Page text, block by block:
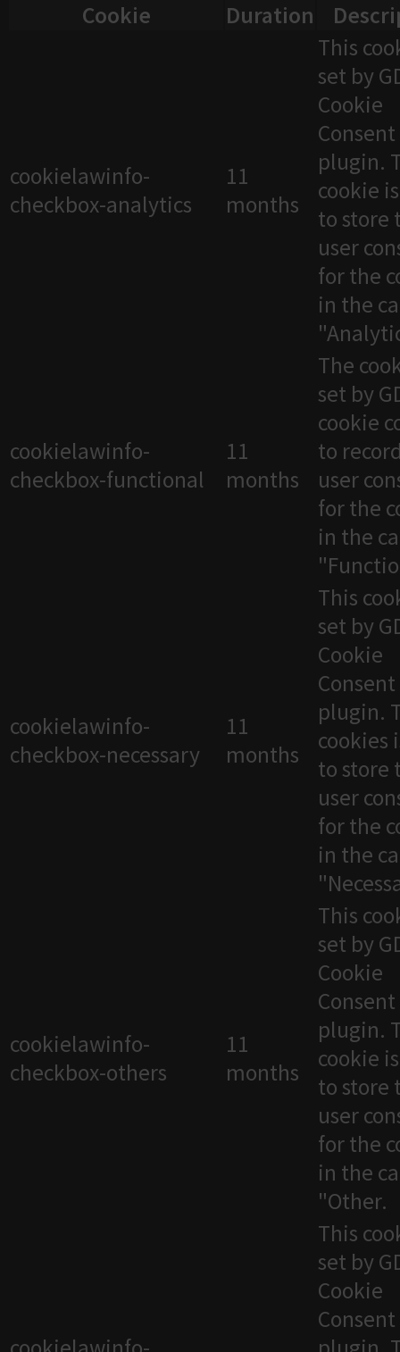
Cookie
Duration
cookielawinfo-
checkbox-analytics
11
months
This
set by
Cookie
Consent
plugin.
cookie
to store
user
for the
in the
cookielawinfo-
checkbox-functional
11
months
The
set by
cookie
to
user
for the
in the
cookielawinfo-
checkbox-necessary
11
months
This
set by
Cookie
Consent
plugin.
cookies
to store
user
for the
in the
cookielawinfo-
checkbox-others
11
months
This
set by
Cookie
Consent
plugin.
cookie
to store
user
for the
in the
"Other.
This
set by
Cookie
Consent